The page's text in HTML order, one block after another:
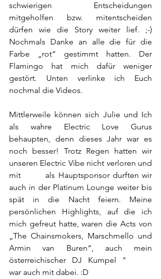
schwierigen Entscheidungen
mitgeholfen bzw. mitentscheiden
dürfen wie die Story weiter lief. ;-)
Nochmals Danke an alle die für die
Farbe „rot“ gestimmt hatten. Der
Flamingo hat mich dafür weniger
gestört. Unten verlinke ich Euch
nochmal die Videos.
Mittlerweile können sich Julie und Ich
als wahre Electric Love Gurus
behaupten, denn dieses Jahr war es
noch besser! Trotz Regen hatten wir
unseren Electric Vibe nicht verloren und
mit
als Hauptsponsor durften wir
auch in der Platinum Lounge weiter bis
spät in die Nacht feiern. Meine
persönlichen Highlights, auf die ich
mich gefreut hatte, waren die Acts von
„The Chainsmokers, Marschmello und
Armin van Buren“, auch mein
österreichischer DJ Kumpel "
war auch mit dabei. :D